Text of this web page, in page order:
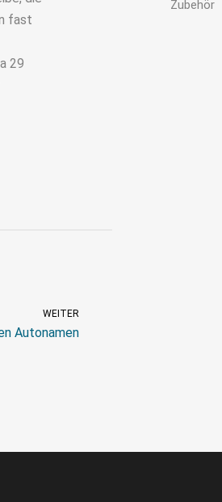
fast
29
WEITER
Autonamen
Zubehör